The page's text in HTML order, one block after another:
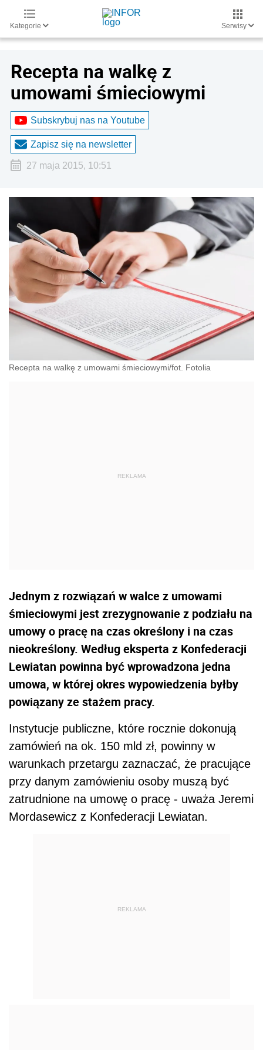
Kategorie Serwisy
Recepta na walkę z
umowami śmieciowymi
Subskrybuj nas na Youtube
Zapisz się na newsletter
27 maja 2015, 10:51
Recepta na walkę z umowami śmieciowymi/fot. Fotolia
Jednym z rozwiązań w walce z umowami
śmieciowymi jest zrezygnowanie z podziału na
umowy o pracę na czas określony i na czas
nieokreślony. Według eksperta z Konfederacji
Lewiatan powinna być wprowadzona jedna
umowa, w której okres wypowiedzenia byłby
powiązany ze stażem pracy.
Instytucje publiczne, które rocznie dokonują
zamówień na ok. 150 mld zł, powinny w
warunkach przetargu zaznaczać, że pracujące
przy danym zamówieniu osoby muszą być
zatrudnione na umowę o pracę - uważa Jeremi
Mordasewicz z Konfederacji Lewiatan.
REKLAMA